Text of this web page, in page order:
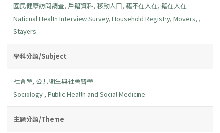
國民健康訪問調查, 戶籍資料, 移動人口, 籍不在人在, 籍在人在
National Health Interview Survey, Household Registry, Movers, ,
Stayers
學科分類/Subject
社會學, 公共衛生與社會醫學
Sociology , Public Health and Social Medicine
主題分類/Theme